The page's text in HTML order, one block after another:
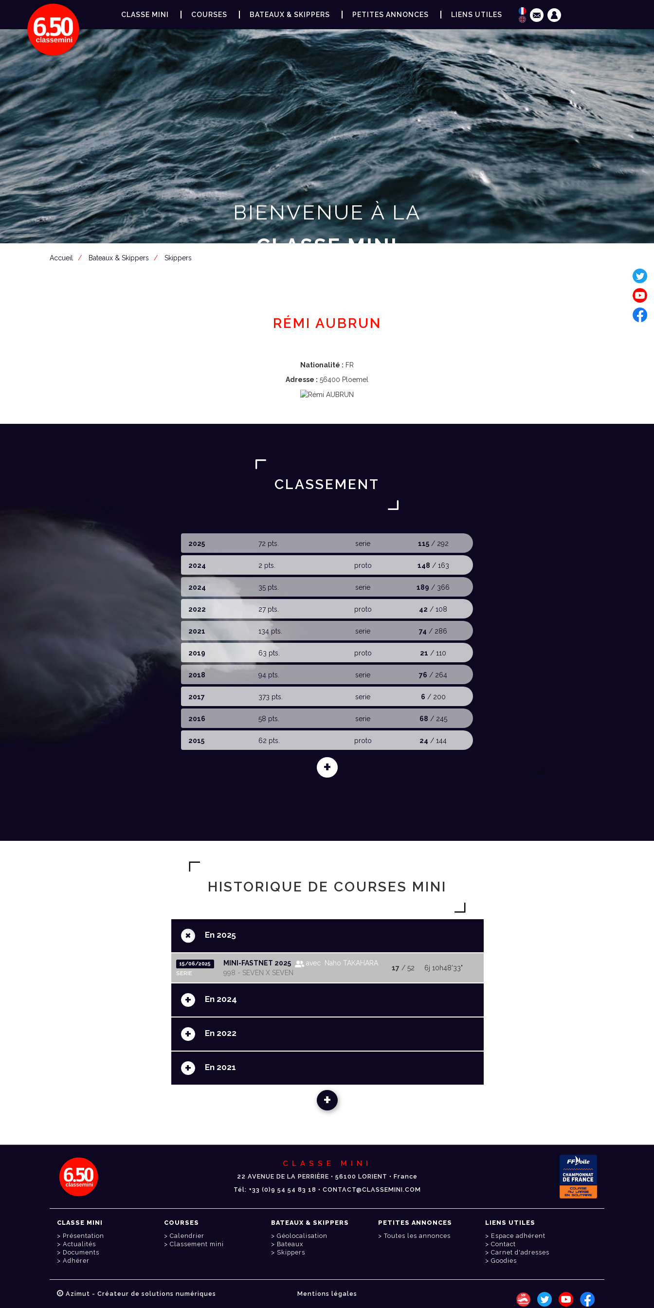
CLASSE MINI COURSES BATEAUX & SKIPPERS PETITES ANNONCES LIENS UTILES
BIENVENUE À LA
CLASSE MINI
Accueil Bateaux & Skippers Skippers
RÉMI AUBRUN
Nationalité : FR
Adresse : 56400 Ploemel
CLASSEMENT
2025 72 pts. serie 115/ 292
2024 2 pts. proto 148 / 163
2024 35 pts. serie 189 / 366
2022 27 pts. proto 42 / 108
2021 134 pts. serie 74 / 286
2019 63 pts. proto 21 / 110
2018 94 pts. serie 76 / 264
2017 373 pts. serie 6 / 200
2016 58 pts. serie 68 / 245
2015 62 pts. proto 24 / 144
+
HISTORIQUE DE COURSES MINI
+ En 2025
15/06/2025
SERIE
MINI-FASTNET 2025
avec Naho TAKAHARA
998 - SEVEN X SEVEN
17 / 52 6j 10h48'33"
+ En 2024
+ En 2022
+ En 2021
+
CLASSE MINI
22 AVENUE DE LA PERRIÈRE • 56100 LORIENT • France
Tél: +33 (0)9 54 54 83 18 • CONTACT@CLASSEMINI.COM
CLASSE MINI
Présentation
Actualités
Documents
Adhérer
COURSES
Calendrier
Classement mini
BATEAUX & SKIPPERS
Géolocalisation
Bateaux
Skippers
PETITES ANNONCES
Toutes les annonces
LIENS UTILES
Espace adhérent
Contact
Carnet d'adresses
Goodies
Azimut - Créateur de solutions numériques Mentions légales